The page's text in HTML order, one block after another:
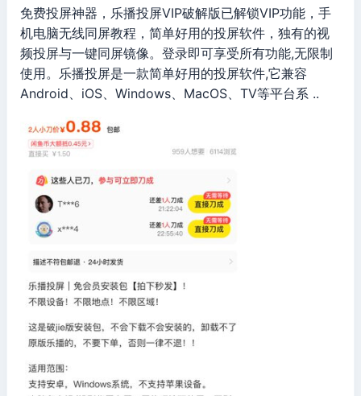
免费投屏神器，乐播投屏VIP破解版已解锁VIP功能，手
机电脑无线同屏教程，简单好用的投屏软件，独有的视
频投屏与一键同屏镜像。登录即可享受所有功能,无限制
使用。乐播投屏是一款简单好用的投屏软件,它兼容
Android、iOS、Windows、MacOS、TV等平台系 ..